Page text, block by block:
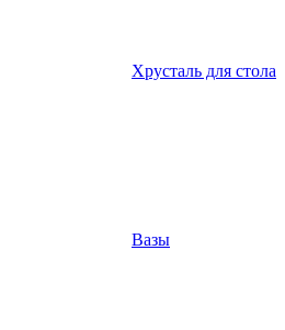
Хрусталь для стола
Вазы